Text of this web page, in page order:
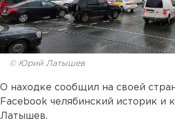
© Юрий Латышев
О находке сообщил на своей
Facebook челябинский историк и
Латышев.